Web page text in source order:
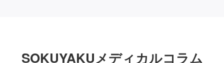
SOKUYAKUメディカルコラム